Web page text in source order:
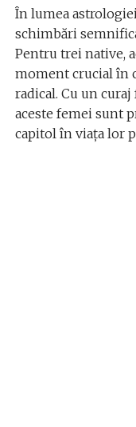
În lumea
schimbări
Pentru trei native,
moment crucial în
radical. Cu un
aceste femei sunt
capitol în viața lor